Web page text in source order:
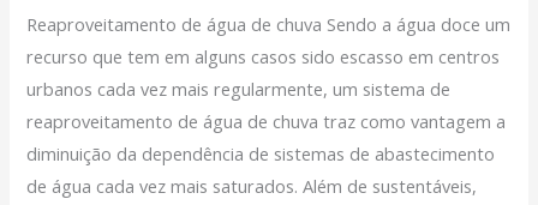
Reaproveitamento de água de chuva Sendo a água doce um
recurso que tem em alguns casos sido escasso em centros
urbanos cada vez mais regularmente, um sistema de
reaproveitamento de água de chuva traz como vantagem a
diminuição da dependência de sistemas de abastecimento
de água cada vez mais saturados. Além de sustentáveis,
DE
CHUVA